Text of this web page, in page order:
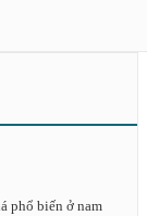
phổ biến ở nam